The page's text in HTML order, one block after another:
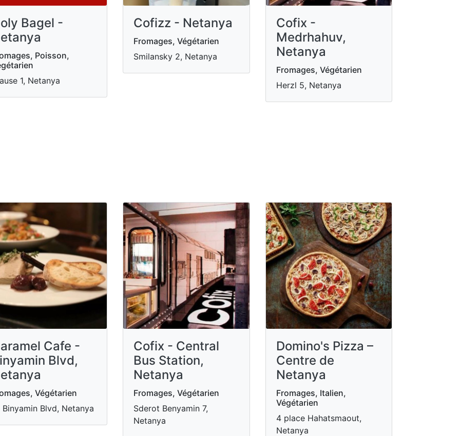
Bagel -
Poisson,
1, Netanya
Cofizz - Netanya
Fromages, Végétarien
Smilansky 2, Netanya
Cofix -
Medrhahuv,
Netanya
Fromages, Végétarien
Herzl 5, Netanya
Cafe -
Blvd,
Végétarien
Binyamin Blvd, Netanya
Cofix - Central
Bus Station,
Netanya
Fromages, Végétarien
Sderot Benyamin 7,
Netanya
Domino's Pizza –
Centre de
Netanya
Fromages, Italien,
Végétarien
4 place Hahatsmaout,
Netanya